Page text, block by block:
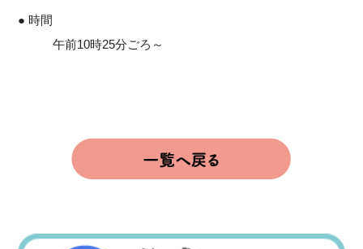
● 時間
午前10時25分ごろ～